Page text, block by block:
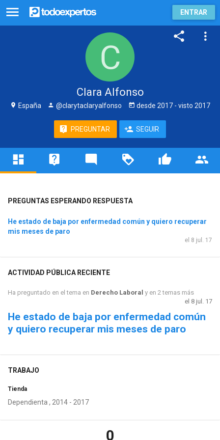
ENTRAR
Clara Alfonso
España @clarytaclaryalfonso desde 2017 - visto 2017
PREGUNTAR SEGUIR
PREGUNTAS ESPERANDO RESPUESTA
He estado de baja por enfermedad común y quiero recuperar
mis meses de paro
el 8 jul. 17
ACTIVIDAD PÚBLICA RECIENTE
Ha preguntado en el tema en Derecho Laboral y en 2 temas más
el 8 jul. 17
He estado de baja por enfermedad común
y quiero recuperar mis meses de paro
TRABAJO
Tienda
Dependienta , 2014 - 2017
0